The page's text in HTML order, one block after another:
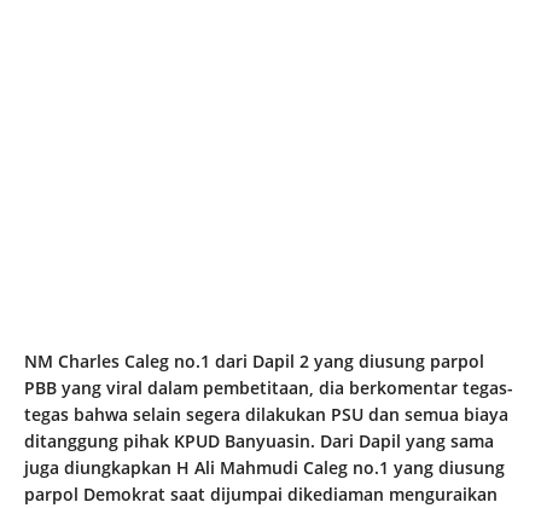
NM Charles Caleg no.1 dari Dapil 2 yang diusung parpol
PBB yang viral dalam pembetitaan, dia berkomentar tegas-
tegas bahwa selain segera dilakukan PSU dan semua biaya
ditanggung pihak KPUD Banyuasin. Dari Dapil yang sama
juga diungkapkan H Ali Mahmudi Caleg no.1 yang diusung
parpol Demokrat saat dijumpai dikediaman menguraikan